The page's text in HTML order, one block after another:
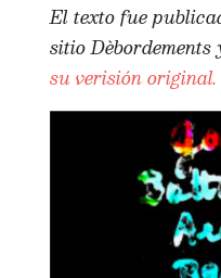
El texto fue
sitio
su verisión original.